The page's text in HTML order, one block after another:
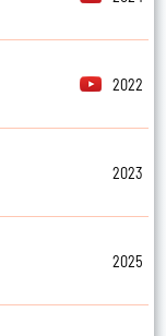
2022
2023
2025